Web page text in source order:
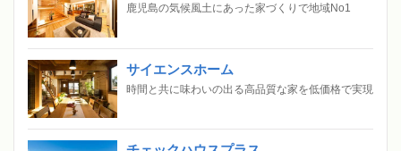
鹿児島の気候風土にあった家づくりで地域No1
サイエンスホーム
時間と共に味わいの出る高品質な家を低価格で実現